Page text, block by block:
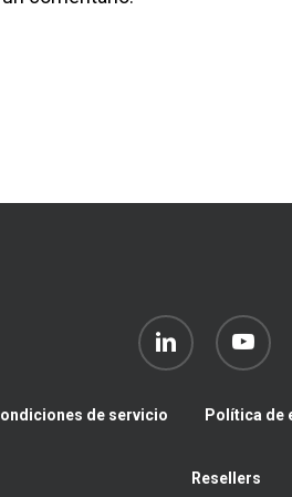
linkedin youtube
de servicio Política de
Resellers